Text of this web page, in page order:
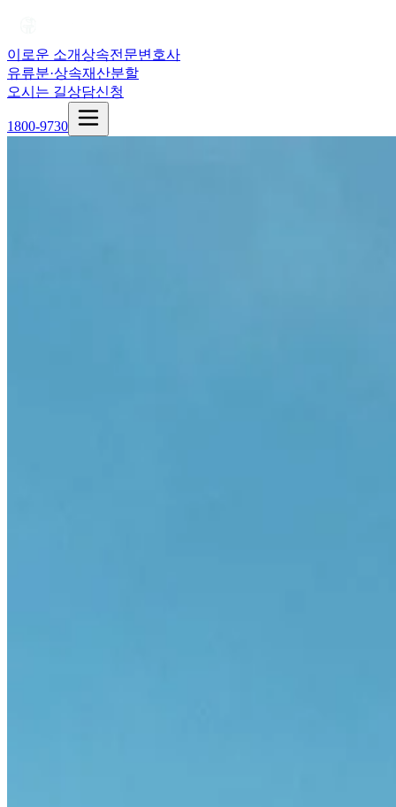
이로운 소개상속전문변호사
유류분·상속재산분할
오시는 길상담신청
1800-9730